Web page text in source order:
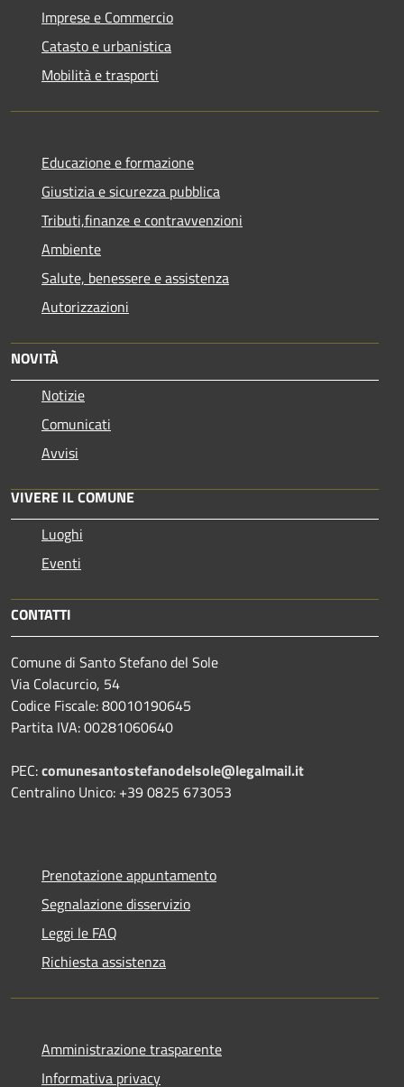
Imprese e Commercio
Catasto e urbanistica
Mobilità e trasporti
Educazione e formazione
Giustizia e sicurezza pubblica
Tributi,finanze e contravvenzioni
Ambiente
Salute, benessere e assistenza
Autorizzazioni
NOVITÀ
Notizie
Comunicati
Avvisi
VIVERE IL COMUNE
Luoghi
Eventi
CONTATTI
Comune di Santo Stefano del Sole
Via Colacurcio, 54
Codice Fiscale: 80010190645
Partita IVA: 00281060640
PEC:comunesantostefanodelsole@legalmail.it
Centralino Unico: +39 0825 673053
Prenotazione appuntamento
Segnalazione disservizio
Leggi le FAQ
Richiesta assistenza
Amministrazione trasparente
Informativa privacy